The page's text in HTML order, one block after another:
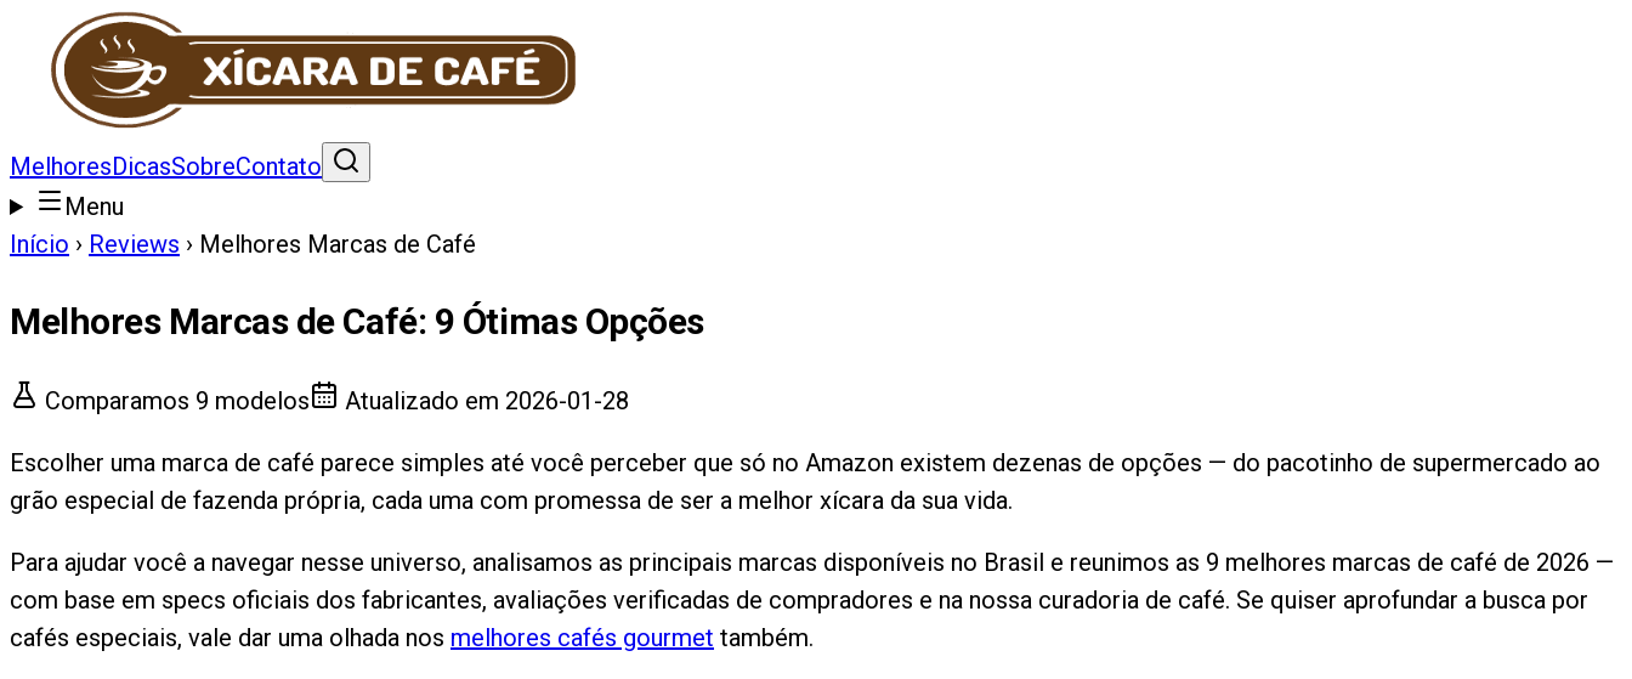
MelhoresDicasSobreContato
Menu
Início › Reviews › Melhores Marcas de Café
Melhores Marcas de Café: 9 Ótimas Opções
Comparamos 9 modelos Atualizado em 2026-01-28
Escolher uma marca de café parece simples até você perceber que só no Amazon existem dezenas de opções — do pacotinho de supermercado ao
grão especial de fazenda própria, cada uma com promessa de ser a melhor xícara da sua vida.
Para ajudar você a navegar nesse universo, analisamos as principais marcas disponíveis no Brasil e reunimos as 9 melhores marcas de café de 2026 —
com base em specs oficiais dos fabricantes, avaliações verificadas de compradores e na nossa curadoria de café. Se quiser aprofundar a busca por
cafés especiais, vale dar uma olhada nos melhores cafés gourmet também.